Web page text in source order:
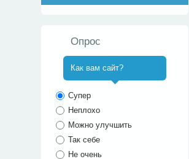
Опрос
Как вам сайт?
Супер
Неплохо
Можно улучшить
Так себе
Не очень